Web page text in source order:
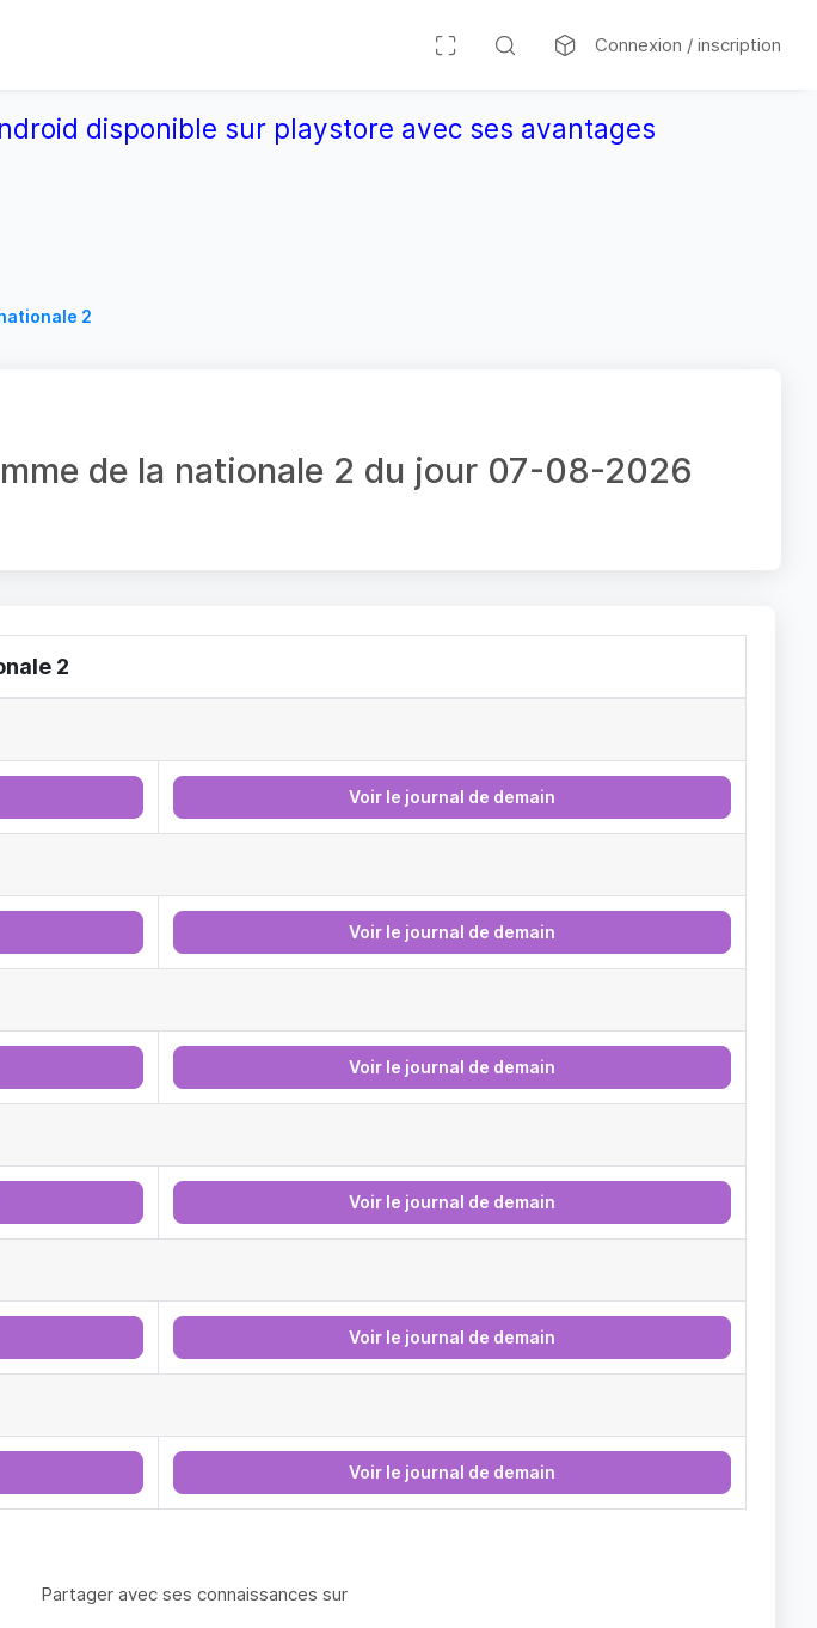
Connexion / inscription
disponible sur playstore avec ses avantages
2
de la nationale 2 du jour 07-08-2026
2
Voir le journal de demain
Voir le journal de demain
Voir le journal de demain
Voir le journal de demain
Voir le journal de demain
Voir le journal de demain
Partager avec ses connaissances sur